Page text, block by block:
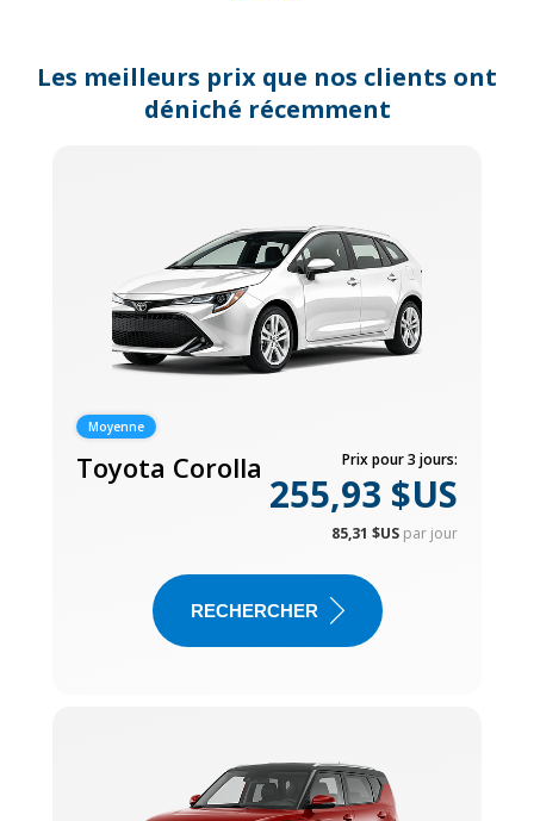
dates.
Les meilleurs prix que nos clients ont
déniché récemment
Moyenne
Toyota Corolla Prix pour 3 jours:
255,93 $US
85,31 $US par jour
RECHERCHER